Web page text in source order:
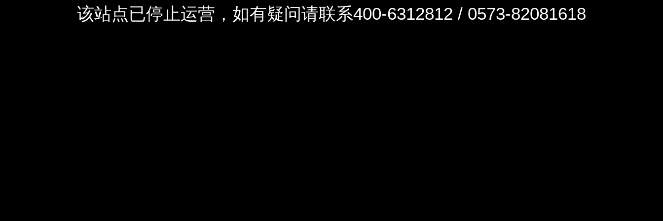
该站点已停止运营，如有疑问请联系400-6312812 / 0573-82081618